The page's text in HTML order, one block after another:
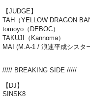
【JUDGE】
TAH（YELLOW DRAGON
tomoyo（DEBOC）
TAKUJI（Kannoma）
MAI (M.A-1 / 浪速平成シスタ
///// BREAKING SIDE /////
【DJ】
SINSK8